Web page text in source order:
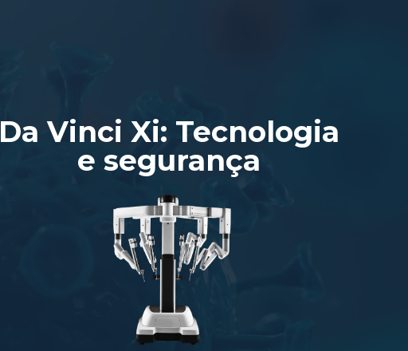
Da Vinci Xi: Tecnologia
e segurança